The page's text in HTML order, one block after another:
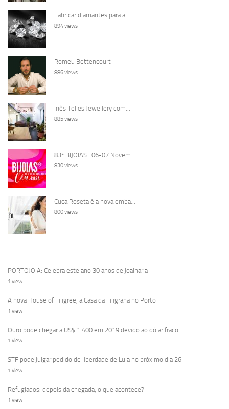
Fabricar diamantes para a...
894 views
Romeu Bettencourt
886 views
Inês Telles Jewellery com...
885 views
83ª BIJOIAS : 06-07 Novem...
830 views
Cuca Roseta é a nova emba...
800 views
PORTOJOIA: Celebra este ano 30 anos de joalharia
1 view
A nova House of Filigree, a Casa da Filigrana no Porto
1 view
Ouro pode chegar a US$ 1.400 em 2019 devido ao dólar fraco
1 view
STF pode julgar pedido de liberdade de Lula no próximo dia 26
1 view
Refugiados: depois da chegada, o que acontece?
1 view